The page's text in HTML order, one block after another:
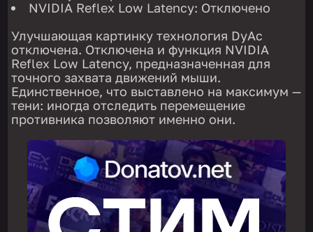
NVIDIA Reflex Low Latency: Отключено
Улучшающая картинку технология DyAc
отключена. Отключена и функция NVIDIA
Reflex Low Latency, предназначенная для
точного захвата движений мыши.
Единственное, что выставлено на максимум —
тени: иногда отследить перемещение
противника позволяют именно они.